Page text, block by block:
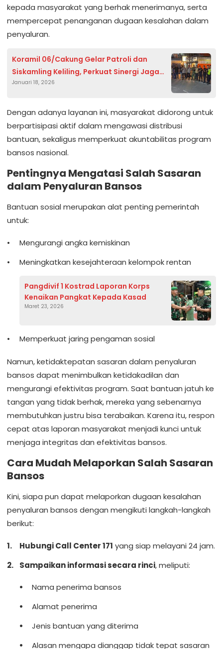
kepada masyarakat yang berhak menerimanya, serta
mempercepat penanganan dugaan kesalahan dalam
penyaluran.
Koramil 06/Cakung Gelar Patroli dan
Siskamling Keliling, Perkuat Sinergi Jaga
Kamtibmas Wilayah.
Januari 18, 2026
Dengan adanya layanan ini, masyarakat didorong untuk
berpartisipasi aktif dalam mengawasi distribusi
bantuan, sekaligus memperkuat akuntabilitas program
bansos nasional.
Pentingnya Mengatasi Salah Sasaran
dalam Penyaluran Bansos
Bantuan sosial merupakan alat penting pemerintah
untuk:
Mengurangi angka kemiskinan
Meningkatkan kesejahteraan kelompok rentan
Pangdivif 1 Kostrad Laporan Korps
Kenaikan Pangkat Kepada Kasad
Maret 23, 2026
Memperkuat jaring pengaman sosial
Namun, ketidaktepatan sasaran dalam penyaluran
bansos dapat menimbulkan ketidakadilan dan
mengurangi efektivitas program. Saat bantuan jatuh ke
tangan yang tidak berhak, mereka yang sebenarnya
membutuhkan justru bisa terabaikan. Karena itu, respon
cepat atas laporan masyarakat menjadi kunci untuk
menjaga integritas dan efektivitas bansos.
Cara Mudah Melaporkan Salah Sasaran
Bansos
Kini, siapa pun dapat melaporkan dugaan kesalahan
penyaluran bansos dengan mengikuti langkah-langkah
berikut:
Hubungi Call Center 171 yang siap melayani 24 jam.
Sampaikan informasi secara rinci, meliputi:
Nama penerima bansos
Alamat penerima
Jenis bantuan yang diterima
Alasan mengapa dianggap tidak tepat sasaran